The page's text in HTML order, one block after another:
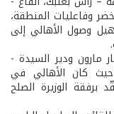
وفاعليات المنطقة،
وصول الأهالي إلى
مارون ودير السيدة -
كان الأهالي في
برفقة الوزيرة الصلح